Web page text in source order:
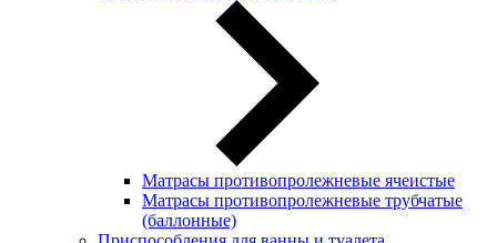
Матрасы противопролежневые ячеистые
Матрасы противопролежневые трубчатые
(баллонные)